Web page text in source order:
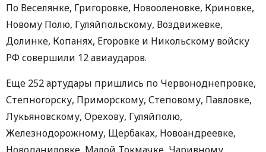
По Веселянке, Григоровке, Новооленовке, Криновке,
Новому Полю, Гуляйпольскому, Воздвижевке,
Долинке, Копанях, Егоровке и Никольскому войску
РФ совершили 12 авиаударов.
Еще 252 артудары пришлись по Червоноднепровке,
Степногорску, Приморскому, Степовому, Павловке,
Лукьяновскому, Орехову, Гуляйполю,
Железнодорожному, Щербаках, Новоандреевке,